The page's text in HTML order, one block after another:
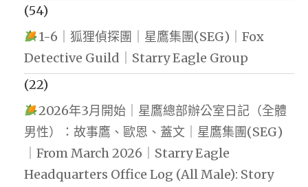
(54)
1-6｜狐狸偵探團｜星鷹集團(SEG)｜Fox
Detective Guild｜Starry Eagle Group
(22)
2026年3月開始｜星鷹總部辦公室日記（全體
男性）：故事鷹、歐恩、蓋文｜星鷹集團(SEG)
｜From March 2026｜Starry Eagle
Headquarters Office Log (All Male): Story